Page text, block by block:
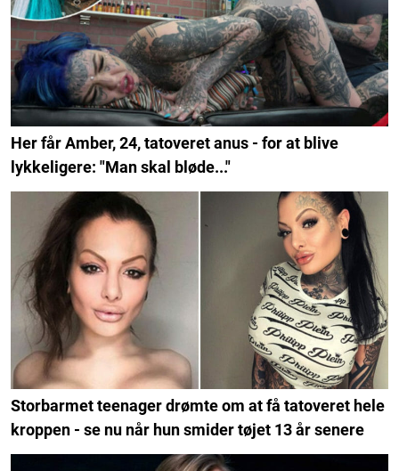
Her får Amber, 24, tatoveret anus - for at blive
lykkeligere: "Man skal bløde..."
Storbarmet teenager drømte om at få tatoveret hele
kroppen - se nu når hun smider tøjet 13 år senere